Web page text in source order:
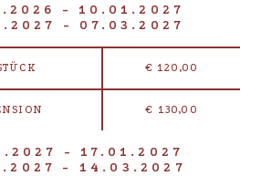
- 10.01.2027
- 07.03.2027
€ 120,00
€ 130,00
- 17.01.2027
- 14.03.2027